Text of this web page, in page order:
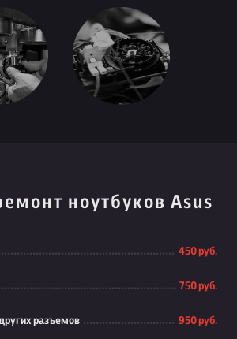
ноутбуков Asus
450 руб.
750 руб.
разъемов 950 руб.